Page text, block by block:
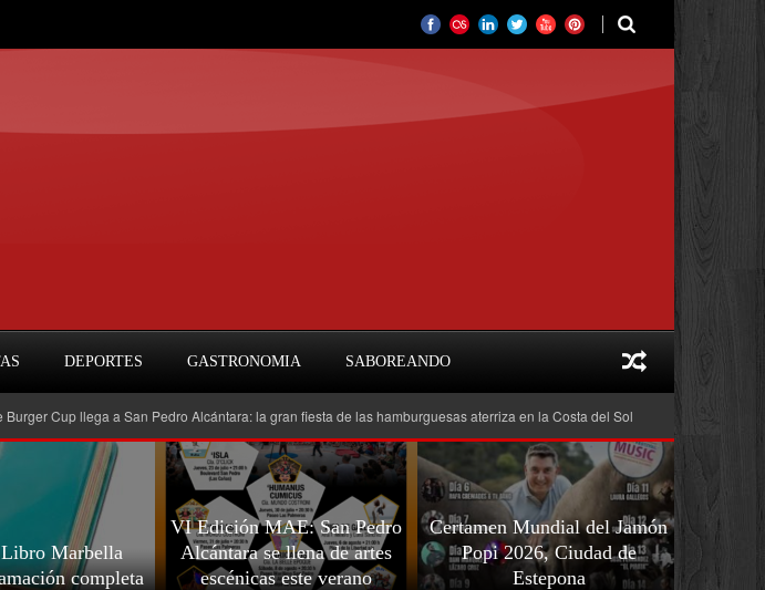
DEPORTES GASTRONOMIA SABOREANDO
a San Pedro Alcántara: la gran fiesta de las hamburguesas aterriza en la Costa del Sol Feria del Libro Marbella
Marbella
completa
VI Edición MAE: San Pedro
Alcántara se llena de artes
escénicas este verano
Certamen Mundial del Jamón
Popi 2026, Ciudad de
Estepona
Bella